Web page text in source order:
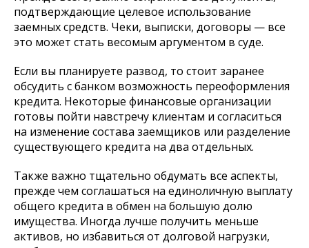
подтверждающие целевое использование
заемных средств. Чеки, выписки, договоры — все
это может стать весомым аргументом в суде.
Если вы планируете развод, то стоит заранее
обсудить с банком возможность переоформления
кредита. Некоторые финансовые организации
готовы пойти навстречу клиентам и согласиться
на изменение состава заемщиков или разделение
существующего кредита на два отдельных.
Также важно тщательно обдумать все аспекты,
прежде чем соглашаться на единоличную выплату
общего кредита в обмен на большую долю
имущества. Иногда лучше получить меньше
активов, но избавиться от долговой нагрузки,